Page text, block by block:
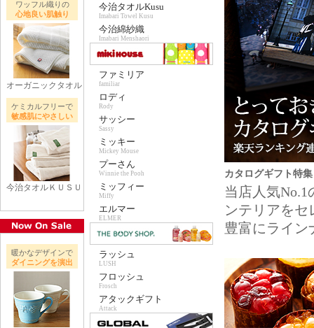
ワッフル織りの
心地良い肌触り
オーガニックタオル
ケミカルフリーで
敏感肌にやさしい
今治タオルＫＵＳＵ
暖かなデザインで
ダイニングを演出
今治タオルKusu
Imabari Towel Kusu
今治綿紗織
Imabari Menshaori
ファミリア
familiar
ロディ
Rody
サッシー
Sassy
ミッキー
Mickey Mouse
プーさん
Winnie the Pooh
ミッフィー
Miffy
エルマー
ELMER
ラッシュ
LUSH
フロッシュ
Frosch
アタックギフト
Attack
カタログギフト特集
当店人気
ンテリアを
豊富にライン